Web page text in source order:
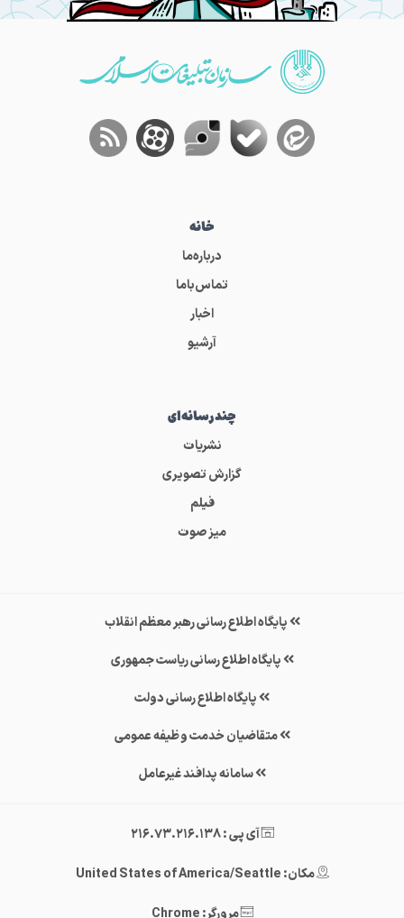
خانه
درباره‌ما
تماس‌باما
اخبار
آرشیو
چندرسانه‌ای
نشریات
گزارش تصویری
فیلم
میز صوت
پایگاه اطلاع رسانی رهبر معظم انقلاب
پایگاه اطلاع رسانی ریاست جمهوری
پایگاه اطلاع رسانی دولت
متقاضیان خدمت وظیفه عمومی
سامانه پدافند غیرعامل
آی پی : 216.73.216.138
مکان: United States of America/Seattle
مرورگر: Chrome